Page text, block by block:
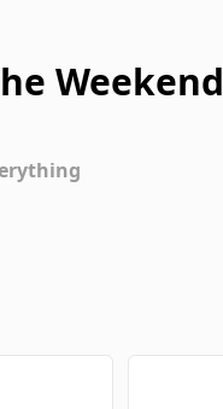
Weekend